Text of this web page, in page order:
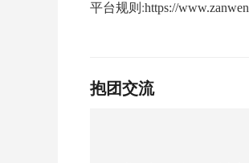
平台规则 :https://
抱团交流